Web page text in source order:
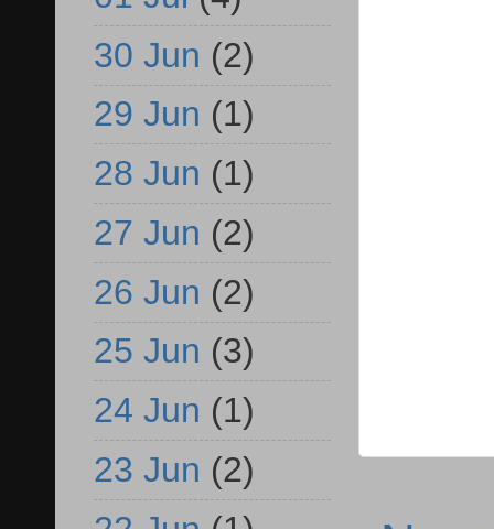
30 Jun (2)
29 Jun (1)
28 Jun (1)
27 Jun (2)
26 Jun (2)
25 Jun (3)
24 Jun (1)
23 Jun (2)